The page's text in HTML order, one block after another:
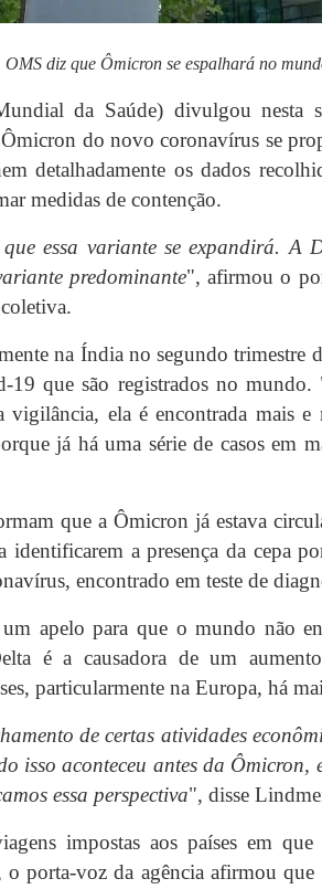
OMS diz que Ômicron se espalhará no
da Saúde) divulgou nesta
do novo coronavírus se
detalhadamente os dados
medidas de contenção.
que essa variante se expandirá. A
predominante", afirmou o
na Índia no segundo trimestre
19 que são registrados no mundo.
vigilância, ela é encontrada mais e
já há uma série de casos em
que a Ômicron já estava
a presença da cepa
encontrado em teste de
apelo para que o mundo não
é a causadora de um
particularmente na Europa, há
de certas atividades
isso aconteceu antes da Ômicron,
essa perspectiva", disse
impostas aos países em
porta-voz da agência afirmou que